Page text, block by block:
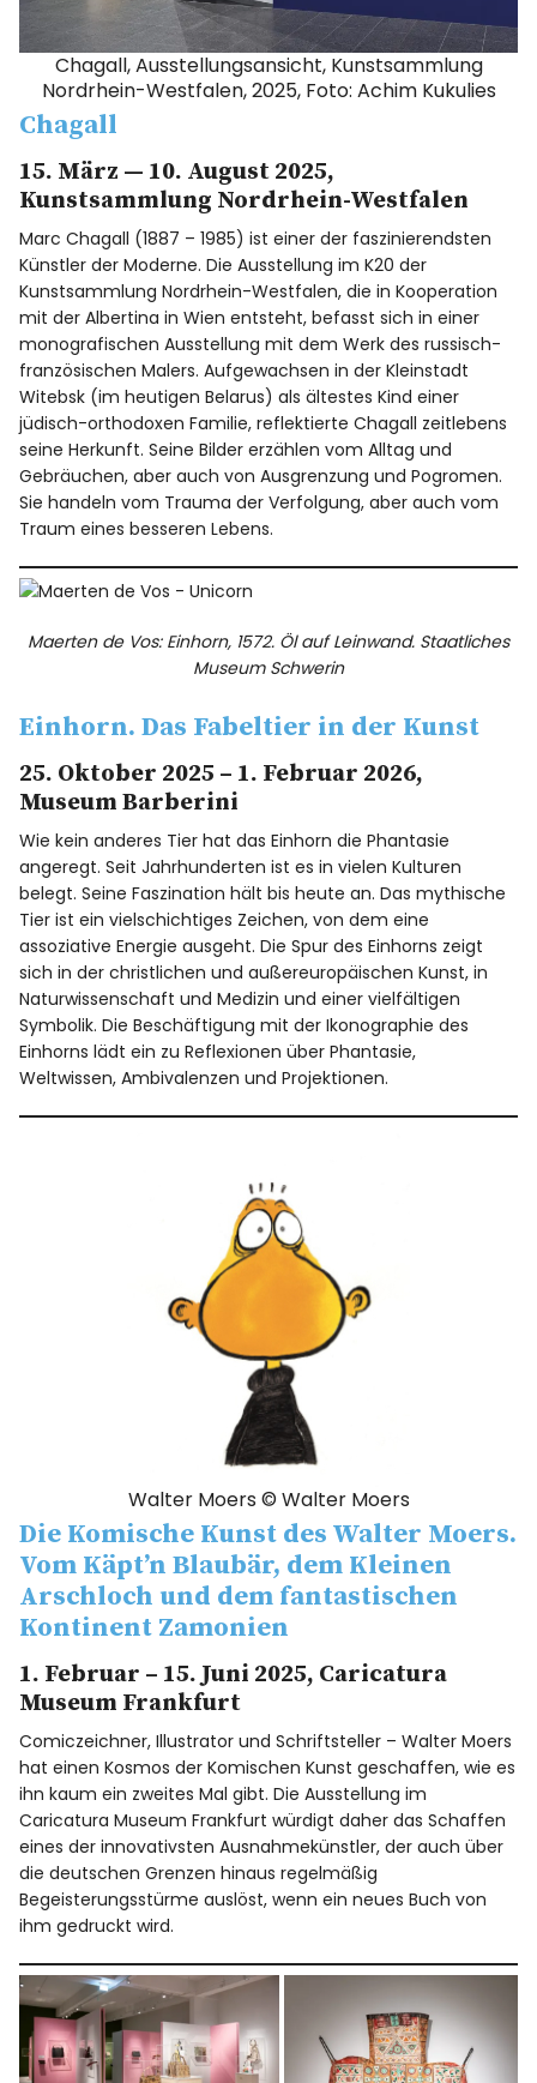
Chagall, Ausstellungsansicht, Kunstsammlung
Nordrhein-Westfalen, 2025, Foto: Achim Kukulies
Chagall
15. März — 10. August 2025,
Kunstsammlung Nordrhein-Westfalen
Marc Chagall (1887 – 1985) ist einer der faszinierendsten
Künstler der Moderne. Die Ausstellung im K20 der
Kunstsammlung Nordrhein-Westfalen, die in Kooperation
mit der Albertina in Wien entsteht, befasst sich in einer
monografischen Ausstellung mit dem Werk des russisch-
französischen Malers. Aufgewachsen in der Kleinstadt
Witebsk (im heutigen Belarus) als ältestes Kind einer
jüdisch-orthodoxen Familie, reflektierte Chagall zeitlebens
seine Herkunft. Seine Bilder erzählen vom Alltag und
Gebräuchen, aber auch von Ausgrenzung und Pogromen.
Sie handeln vom Trauma der Verfolgung, aber auch vom
Traum eines besseren Lebens.
Maerten de Vos: Einhorn, 1572. Öl auf Leinwand. Staatliches
Museum Schwerin
Einhorn. Das Fabeltier in der Kunst
25. Oktober 2025 – 1. Februar 2026,
Museum Barberini
Wie kein anderes Tier hat das Einhorn die Phantasie
angeregt. Seit Jahrhunderten ist es in vielen Kulturen
belegt. Seine Faszination hält bis heute an. Das mythische
Tier ist ein vielschichtiges Zeichen, von dem eine
assoziative Energie ausgeht. Die Spur des Einhorns zeigt
sich in der christlichen und außereuropäischen Kunst, in
Naturwissenschaft und Medizin und einer vielfältigen
Symbolik. Die Beschäftigung mit der Ikonographie des
Einhorns lädt ein zu Reflexionen über Phantasie,
Weltwissen, Ambivalenzen und Projektionen.
Walter Moers © Walter Moers
Die Komische Kunst des Walter Moers.
Vom Käpt’n Blaubär, dem Kleinen
Arschloch und dem fantastischen
Kontinent Zamonien
1. Februar – 15. Juni 2025, Caricatura
Museum Frankfurt
Comiczeichner, Illustrator und Schriftsteller – Walter Moers
hat einen Kosmos der Komischen Kunst geschaffen, wie es
ihn kaum ein zweites Mal gibt. Die Ausstellung im
Caricatura Museum Frankfurt würdigt daher das Schaffen
eines der innovativsten Ausnahmekünstler, der auch über
die deutschen Grenzen hinaus regelmäßig
Begeisterungsstürme auslöst, wenn ein neues Buch von
ihm gedruckt wird.